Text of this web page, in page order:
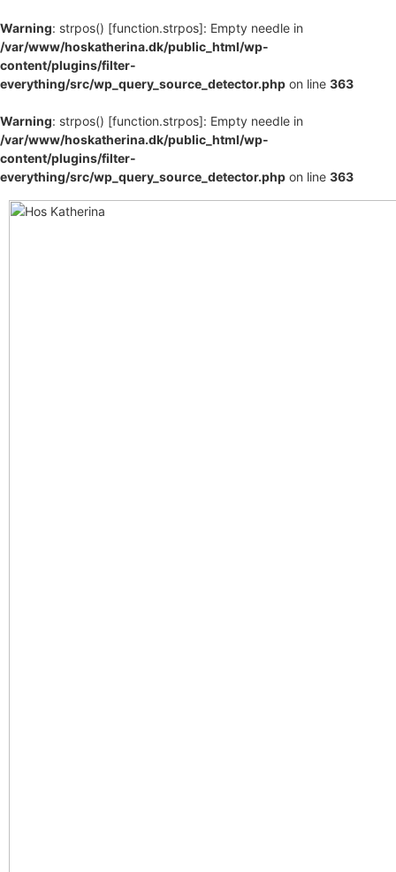
Warning: strpos() [function.strpos]: Empty needle in
/var/www/hoskatherina.dk/public_html/wp-
content/plugins/filter-
everything/src/wp_query_source_detector.php on line 363
Warning: strpos() [function.strpos]: Empty needle in
/var/www/hoskatherina.dk/public_html/wp-
content/plugins/filter-
everything/src/wp_query_source_detector.php on line 363